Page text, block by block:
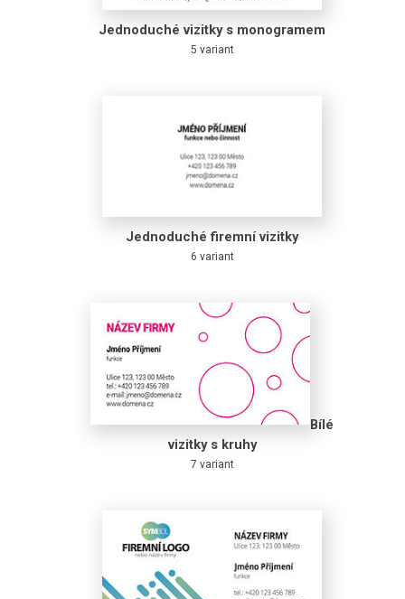
Jednoduché vizitky s monogramem
5 variant
Jednoduché firemní vizitky
6 variant
Bílé
vizitky s kruhy
7 variant